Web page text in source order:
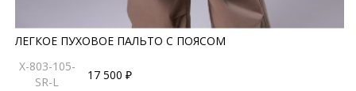
ЛЕГКОЕ ПУХОВОЕ ПАЛЬТО С ПОЯСОМ
X-803-105-
SR-L
17 500 ₽